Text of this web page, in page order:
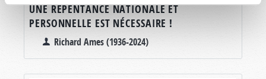
UNE REPENTANCE NATIONALE ET
PERSONNELLE EST NÉCESSAIRE !
Richard Ames (1936-2024)